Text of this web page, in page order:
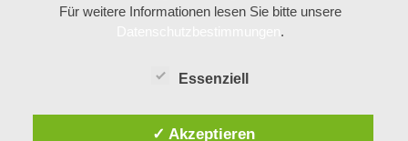
Für weitere Informationen lesen Sie bitte unsere
.
Essenziell
✓ Akzeptieren